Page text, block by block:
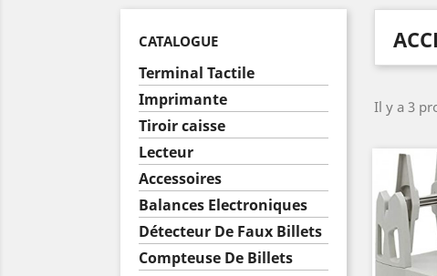
CATALOGUE
Terminal Tactile
Imprimante
Tiroir caisse
Lecteur
Accessoires
Balances Electroniques
Détecteur De Faux Billets
Compteuse De Billets
Il y a 3